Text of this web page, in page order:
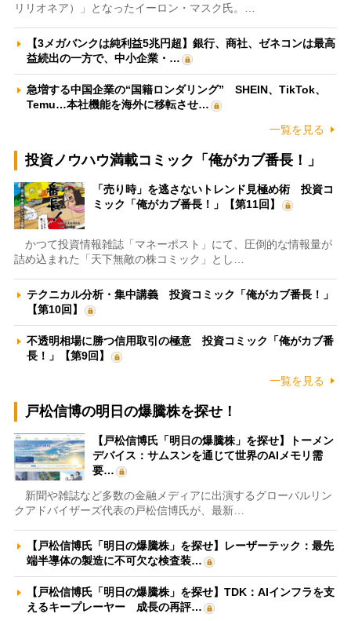
リリオネア）」となったイーロン・マスク氏。…
【3メガバンクは純利益5兆円超】銀行、商社、ゼネコンは最高
益続出の一方で、中小企業・…
急増する中国企業の“国籍ロンダリング” SHEIN、TikTok、
Temu…本社機能を海外に移転させ…
一覧を見る
投資ノウハウ満載コミック「俺がカブ番長！」
「売り時」を逃さないトレンド見極め術 投資コ
ミック「俺がカブ番長！」【第11回】
かつて投資情報雑誌「マネーポスト」にて、圧倒的な情報量が
詰め込まれた「天下無敵の株コミック」とし…
テクニカル分析・集中講義 投資コミック「俺がカブ番長！」
【第10回】
不透明相場に勝つ信用取引の極意 投資コミック「俺がカブ番
長！」【第9回】
一覧を見る
戸松信博の明日の爆騰株を探せ！
【戸松信博氏「明日の爆騰株」を探せ】トーメン
デバイス：サムスンを通じて世界のAIメモリ需
要…
新聞や雑誌など多数の金融メディアに出演するグローバルリン
クアドバイザーズ代表の戸松信博氏が、最新…
【戸松信博氏「明日の爆騰株」を探せ】レーザーテック：最先
端半導体の製造に不可欠な検査装…
【戸松信博氏「明日の爆騰株」を探せ】TDK：AIインフラを支
えるキープレーヤー 成長の再評…